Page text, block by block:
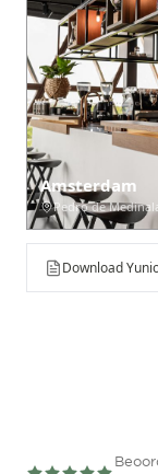
Amsterdam
Download